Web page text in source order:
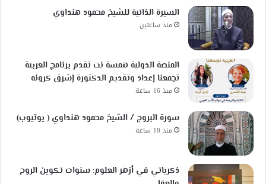
السيرة الذاتية للشيخ محمود هنداوي
منذ ساعتين
المنصة الدولية همسة نت تقدم برنامج العربية
تجمعنا إعداد وتقديم الدكتورة إشرق كرونه
منذ 16 ساعة
سورة البروج / الشيخ محمود هنداوي ( يوتيوب)
منذ 18 ساعة
ذكرياتي في أزهر العلوم: سنوات تكوين الروح